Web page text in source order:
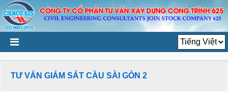
TƯ VẤN GIÁM SÁT CẦU SÀI GÒN 2